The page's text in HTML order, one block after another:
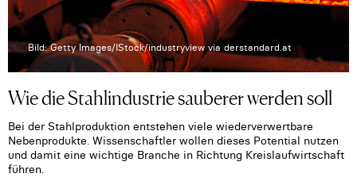
Bild: Getty Images/IStock/industryview via derstandard.at
Wie die Stahlindustrie sauberer werden soll
Bei der Stahlproduktion entstehen viele wiederverwertbare
Nebenprodukte. Wissenschaftler wollen dieses Potential nutzen
und damit eine wichtige Branche in Richtung Kreislaufwirtschaft
führen.